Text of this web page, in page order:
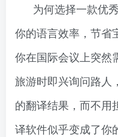
为何选择一款优
你的语言效率，节省
你在国际会议上突然
旅游时即兴询问路人
的翻译结果，而不用
译软件似乎变成了你